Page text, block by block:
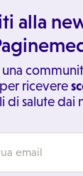
alla
una
ricevere
di salute dai